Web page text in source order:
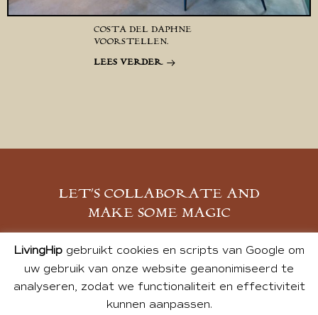
COSTA DEL DAPHNE
VOORSTELLEN.
LEES VERDER
LET’S COLLABORATE AND
MAKE SOME MAGIC
MELD JE AAN
LivingHipgebruikt cookies en scripts van Google om
uw gebruik van onze website geanonimiseerd te
analyseren, zodat we functionaliteit en effectiviteit
kunnen aanpassen.